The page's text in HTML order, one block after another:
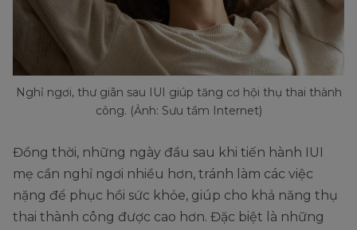
Nghỉ ngơi, thư giãn sau IUI giúp tăng cơ hội thụ thai thành
công. (Ảnh: Sưu tầm Internet)
Đồng thời, những ngày đầu sau khi tiến hành IUI
mẹ cần nghỉ ngơi nhiều hơn, tránh làm các việc
nặng để phục hồi sức khỏe, giúp cho khả năng thụ
thai thành công được cao hơn. Đặc biệt là những